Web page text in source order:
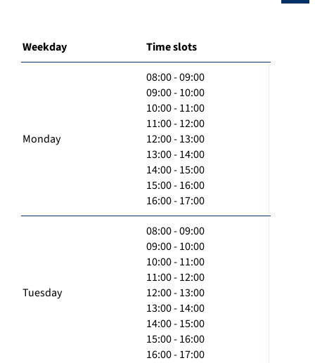
Weekday Time slots
Monday
08:00 - 09:00
09:00 - 10:00
10:00 - 11:00
11:00 - 12:00
12:00 - 13:00
13:00 - 14:00
14:00 - 15:00
15:00 - 16:00
16:00 - 17:00
Tuesday
08:00 - 09:00
09:00 - 10:00
10:00 - 11:00
11:00 - 12:00
12:00 - 13:00
13:00 - 14:00
14:00 - 15:00
15:00 - 16:00
16:00 - 17:00